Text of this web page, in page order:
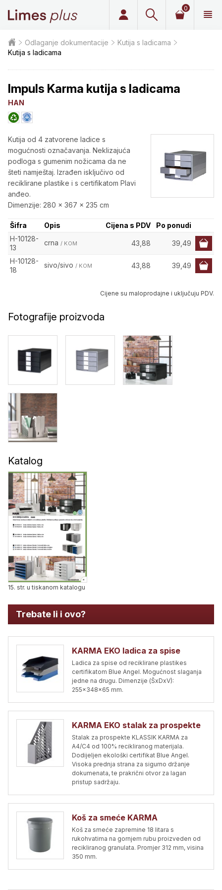
0
Odlaganje dokumentacije
Kutija s ladicama
Kutija s ladicama
Impuls Karma kutija s ladicama
HAN
Kutija od 4 zatvorene ladice s
mogućnosti označavanja. Neklizajuća
podloga s gumenim nožicama da ne
šteti namještaj. Izrađen isključivo od
reciklirane plastike i s certifikatom Plavi
anđeo.
Dimenzije: 280 x 367 x 235 cm
Šifra Opis Cijena s PDV
Po ponudi
H-10128-
13
crna / KOM 43,88 39,49
H-10128-
18
sivo/sivo / KOM 43,88 39,49
Cijene su maloprodajne i uključuju PDV.
Fotografije proizvoda
Katalog
15. str. u tiskanom katalogu
Trebate li i ovo?
KARMA EKO ladica za spise
Ladica za spise od reciklirane plastikes
certifikatom Blue Angel. Mogućnost slaganja
jedne na drugu. Dimenzije (ŠxDxV):
255x348x65 mm.
KARMA EKO stalak za prospekte
Stalak za prospekte KLASSIK KARMA za
A4/C4 od 100% recikliranog materijala.
Dodijeljen ekološki certifikat Blue Angel.
Visoka prednja strana za sigurno držanje
dokumenata, te prakrični otvor za lagan
pristup sadržaju.
Koš za smeće KARMA
Koš za smeće zapremine 18 litara s
rukohvatima na gornjem rubu proizveden od
recikliranog granulata. Promjer 312 mm, visina
350 mm.